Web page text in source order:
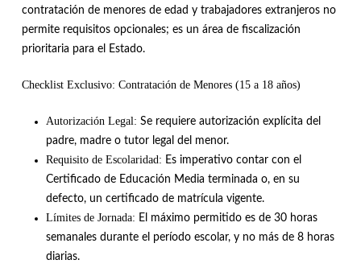
contratación de menores de edad y trabajadores extranjeros no
permite requisitos opcionales; es un área de fiscalización
prioritaria para el Estado.
Checklist Exclusivo: Contratación de Menores (15 a 18 años)
Autorización Legal: Se requiere autorización explícita del
padre, madre o tutor legal del menor.
Requisito de Escolaridad: Es imperativo contar con el
Certificado de Educación Media terminada o, en su
defecto, un certificado de matrícula vigente.
Límites de Jornada: El máximo permitido es de 30 horas
semanales durante el período escolar, y no más de 8 horas
diarias.